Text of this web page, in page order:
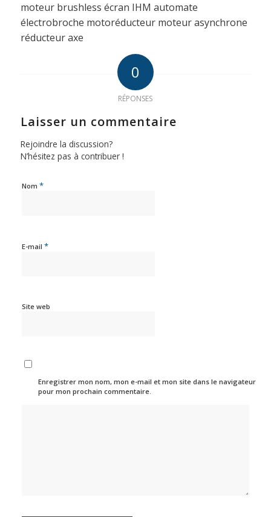
moteur brushless écran IHM automate
électrobroche motoréducteur moteur asynchrone
réducteur axe
0
RÉPONSES
Laisser un commentaire
Rejoindre la discussion?
N’hésitez pas à contribuer !
Nom *
E-mail *
Site web
Enregistrer mon nom, mon e-mail et mon site dans le navigateur
pour mon prochain commentaire.